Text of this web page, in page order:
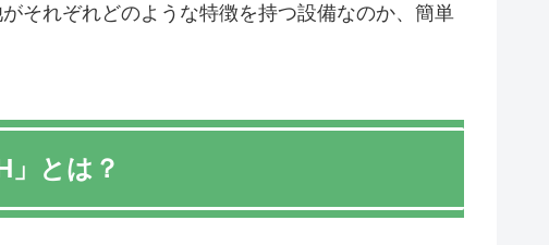
それぞれどのような特徴を持つ設備なのか、簡単
」とは？